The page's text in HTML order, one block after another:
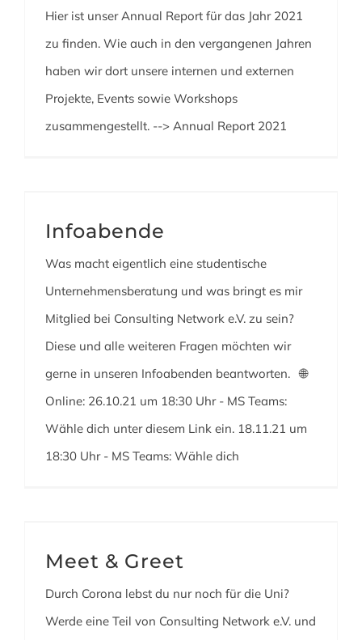
Hier ist unser Annual Report für das Jahr 2021
zu finden. Wie auch in den vergangenen Jahren
haben wir dort unsere internen und externen
Projekte, Events sowie Workshops
zusammengestellt. --> Annual Report 2021
Infoabende
Was macht eigentlich eine studentische
Unternehmensberatung und was bringt es mir
Mitglied bei Consulting Network e.V. zu sein?
Diese und alle weiteren Fragen möchten wir
gerne in unseren Infoabenden beantworten. 🌐
Online: 26.10.21 um 18:30 Uhr - MS Teams:
Wähle dich unter diesem Link ein. 18.11.21 um
18:30 Uhr - MS Teams: Wähle dich
Meet & Greet
Durch Corona lebst du nur noch für die Uni?
Werde eine Teil von Consulting Network e.V. und